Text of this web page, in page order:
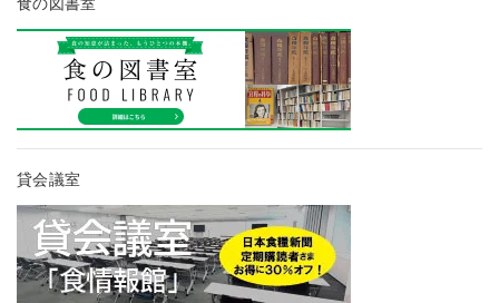
貸会議室